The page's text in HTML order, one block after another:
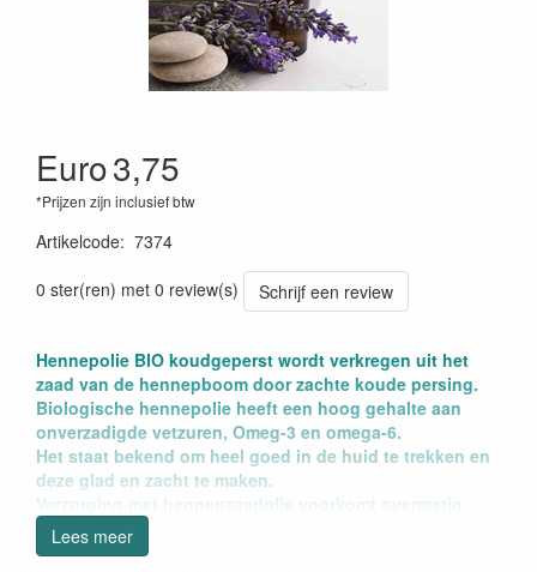
Euro3,75
*Prijzen zijn inclusief btw
Artikelcode: 7374
0 ster(ren) met 0 review(s)
Schrijf een review
Hennepolie BIO koudgeperst wordt verkregen uit het
zaad van de hennepboom door zachte koude persing.
Biologische hennepolie heeft een hoog gehalte aan
onverzadigde vetzuren, Omeg-3 en omega-6.
Het staat bekend om heel goed in de huid te trekken en
deze glad en zacht te maken.
Verzorging met hennepzaadolie voorkomt overmatig
vochtverlies, uitdroging en barsten van de huid en kan
bijdragen aan een gedeeltelijk herstel van huidlipiden.
Lees meer